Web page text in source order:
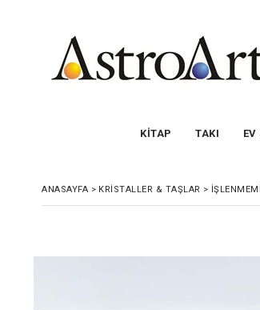
KİTAP TAKI EV
ANASAYFA > KRİSTALLER & TAŞLAR >